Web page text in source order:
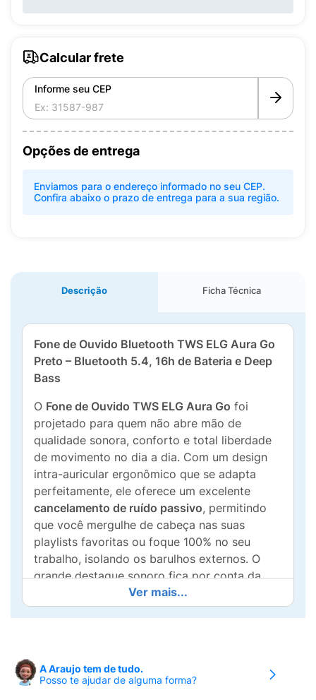
Calcular frete
Informe seu CEP
Opções de entrega
Enviamos para o endereço informado no seu CEP.
Confira abaixo o prazo de entrega para a sua região.
Descrição Ficha Técnica
Fone de Ouvido Bluetooth TWS ELG Aura Go
Preto – Bluetooth 5.4, 16h de Bateria e Deep
Bass
O Fone de Ouvido TWS ELG Aura Go foi
projetado para quem não abre mão de
qualidade sonora, conforto e total liberdade
de movimento no dia a dia. Com um design
intra-auricular ergonômico que se adapta
perfeitamente, ele oferece um excelente
cancelamento de ruído passivo, permitindo
que você mergulhe de cabeça nas suas
playlists favoritas ou foque 100% no seu
trabalho, isolando os barulhos externos. O
grande destaque sonoro fica por conta da
Deep Bass , que garante graves
poderosos, nítidos e um som estéreo imersivo
5.4, o Aura Go proporciona uma conexão
extremamente rápida, estável e livre de
Ver mais...
A Araujo tem de tudo.
Posso te ajudar de alguma forma?